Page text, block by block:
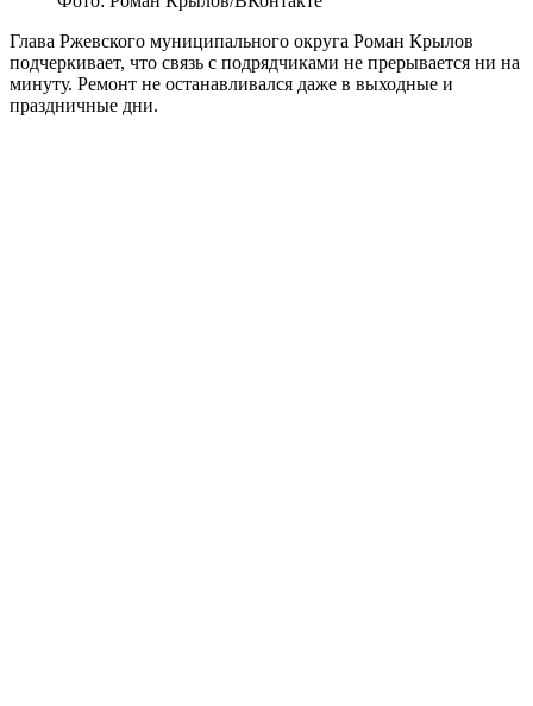
Глава Ржевского муниципального округа Роман Крылов
подчеркивает, что связь с подрядчиками не прерывается ни на
минуту. Ремонт не останавливался даже в выходные и
праздничные дни.